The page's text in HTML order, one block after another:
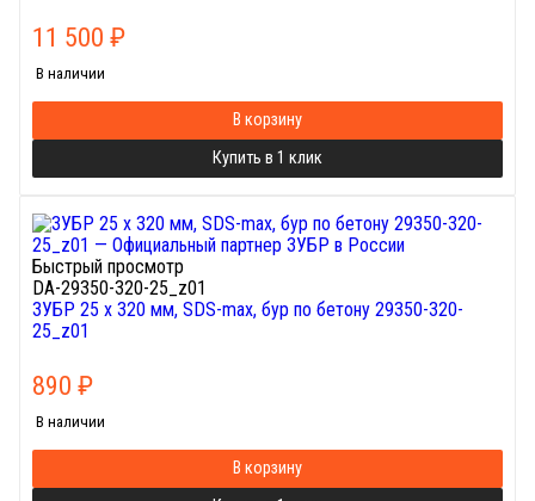
11 500 ₽
В наличии
В корзину
Купить в 1 клик
Быстрый просмотр
DA-29350-320-25_z01
ЗУБР 25 x 320 мм, SDS-max, бур по бетону 29350-320-
25_z01
890 ₽
В наличии
В корзину